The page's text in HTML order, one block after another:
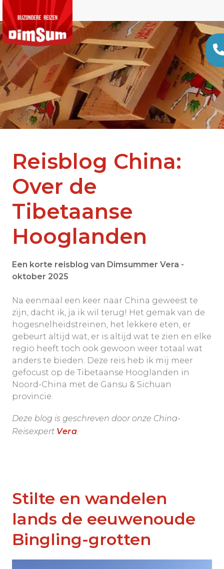
Reisblog China:
Over de
Tibetaanse
Hooglanden
Een korte reisblog van Dimsummer Vera -
oktober 2025
Na eenmaal een keer naar China geweest te
zijn, dacht ik, ja ik wil terug! Het gemak van de
hogesnelheidstreinen, het lekkere eten, er
gebeurt altijd wat, er is altijd wat te zien en elke
regio heeft toch ook gewoon weer totaal wat
anders te bieden. Deze reis heb ik mij meer
gefocust op de Tibetaanse Hooglanden in
Noord-China met de Gansu & Sichuan
provincie.
Deze blog is geschreven door onze China-
Reisexpert Vera.
Stilte en wandelen
lands de eeuwenoude
Bingling-grotten